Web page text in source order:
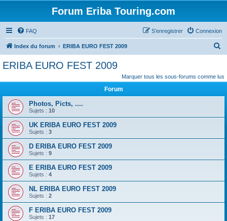
Forum Eriba Touring.com
FAQ Connexion
S’enregistrer
Index du forum ERIBA EURO FEST 2009
h
c
ERIBA EURO FEST 2009
Marquer tous les sous-forums comme lus
Forum
Photos, Picts, ....
Sujets : 10
UK ERIBA EURO FEST 2009
Sujets : 3
D ERIBA EURO FEST 2009
Sujets : 9
E ERIBA EURO FEST 2009
Sujets : 4
NL ERIBA EURO FEST 2009
Sujets : 2
F ERIBA EURO FEST 2009
Sujets : 17